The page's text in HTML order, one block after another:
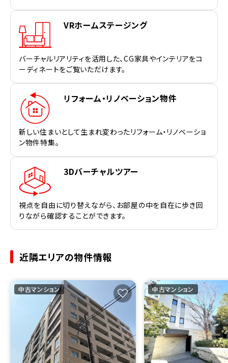
VRホームステージング
バーチャルリアリティを活用した、CG家具やインテリアをコ
ーディネートをご覧いただけます。
リフォーム・リノベーション物件
新しい住まいとして生まれ変わったリフォーム・リノベーショ
ン物件特集。
3Dバーチャルツアー
視点を自由に切り替えながら、お部屋の中を自在に歩き回
りながら確認することができます。
近隣エリアの物件情報
中古マンション 中古マンション